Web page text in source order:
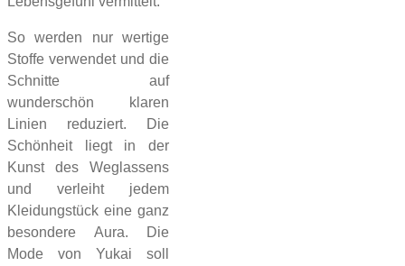
So werden nur wertige
Stoffe verwendet und die
Schnitte auf
wunderschön klaren
Linien reduziert. Die
Schönheit liegt in der
Kunst des Weglassens
und verleiht jedem
Kleidungstück eine ganz
besondere Aura. Die
Mode von Yukai soll